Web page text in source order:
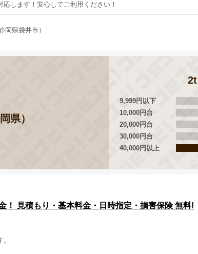
します！安心してご利用ください！
静岡県袋井市）
県）
9,999円以下
10,000円台
20,000円台
30,000円台
40,000円以上
！ 見積もり・基本料金・日時指定・損害保険 無料!